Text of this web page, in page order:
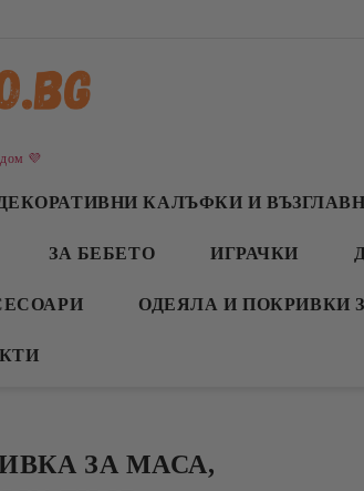
💜
КАЛЪФКИ И
ЗА БЕБЕТО ИГРАЧКИ
ОДЕЯЛА И ПОКРИВКИ
ЗА МАСА,